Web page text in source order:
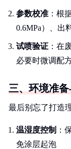
参数校准 ：根
0.6MPa）、出
试喷验证 ：在
必要时微调配
三、环境准
最后别忘了打造
温湿度控制 ：
免涂层起泡